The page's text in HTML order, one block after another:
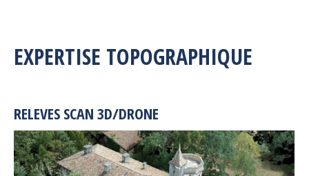
EXPERTISE TOPOGRAPHIQUE
RELEVES SCAN 3D/DRONE